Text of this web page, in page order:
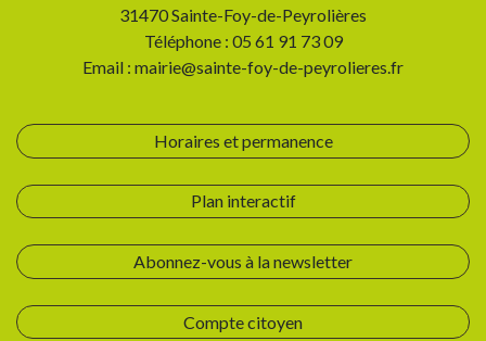
31470 Sainte-Foy-de-Peyrolières
Téléphone : 05 61 91 73 09
Email : mairie@sainte-foy-de-peyrolieres.fr
Horaires et permanence
Plan interactif
Abonnez-vous à la newsletter
Compte citoyen